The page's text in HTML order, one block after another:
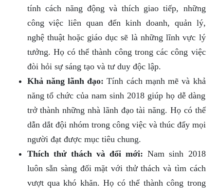
tính cách năng động và thích giao tiếp, những
công việc liên quan đến kinh doanh, quản lý,
nghệ thuật hoặc giáo dục sẽ là những lĩnh vực lý
tưởng. Họ có thể thành công trong các công việc
đòi hỏi sự sáng tạo và tư duy độc lập.
Khả năng lãnh đạo: Tính cách mạnh mẽ và khả
năng tổ chức của nam sinh 2018 giúp họ dễ dàng
trở thành những nhà lãnh đạo tài năng. Họ có thể
dẫn dắt đội nhóm trong công việc và thúc đẩy mọi
người đạt được mục tiêu chung.
Thích thử thách và đổi mới: Nam sinh 2018
luôn sẵn sàng đối mặt với thử thách và tìm cách
vượt qua khó khăn. Họ có thể thành công trong